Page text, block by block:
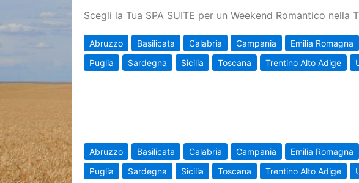
Scegli la Tua SPA SUITE per un Weekend Romantico nella
Abruzzo Basilicata Calabria Campania Emilia Romagna
Puglia
Sardegna Sicilia Toscana Trentino Alto Adige
Abruzzo Basilicata Calabria Campania Emilia Romagna
Puglia
Sardegna Sicilia Toscana Trentino Alto Adige